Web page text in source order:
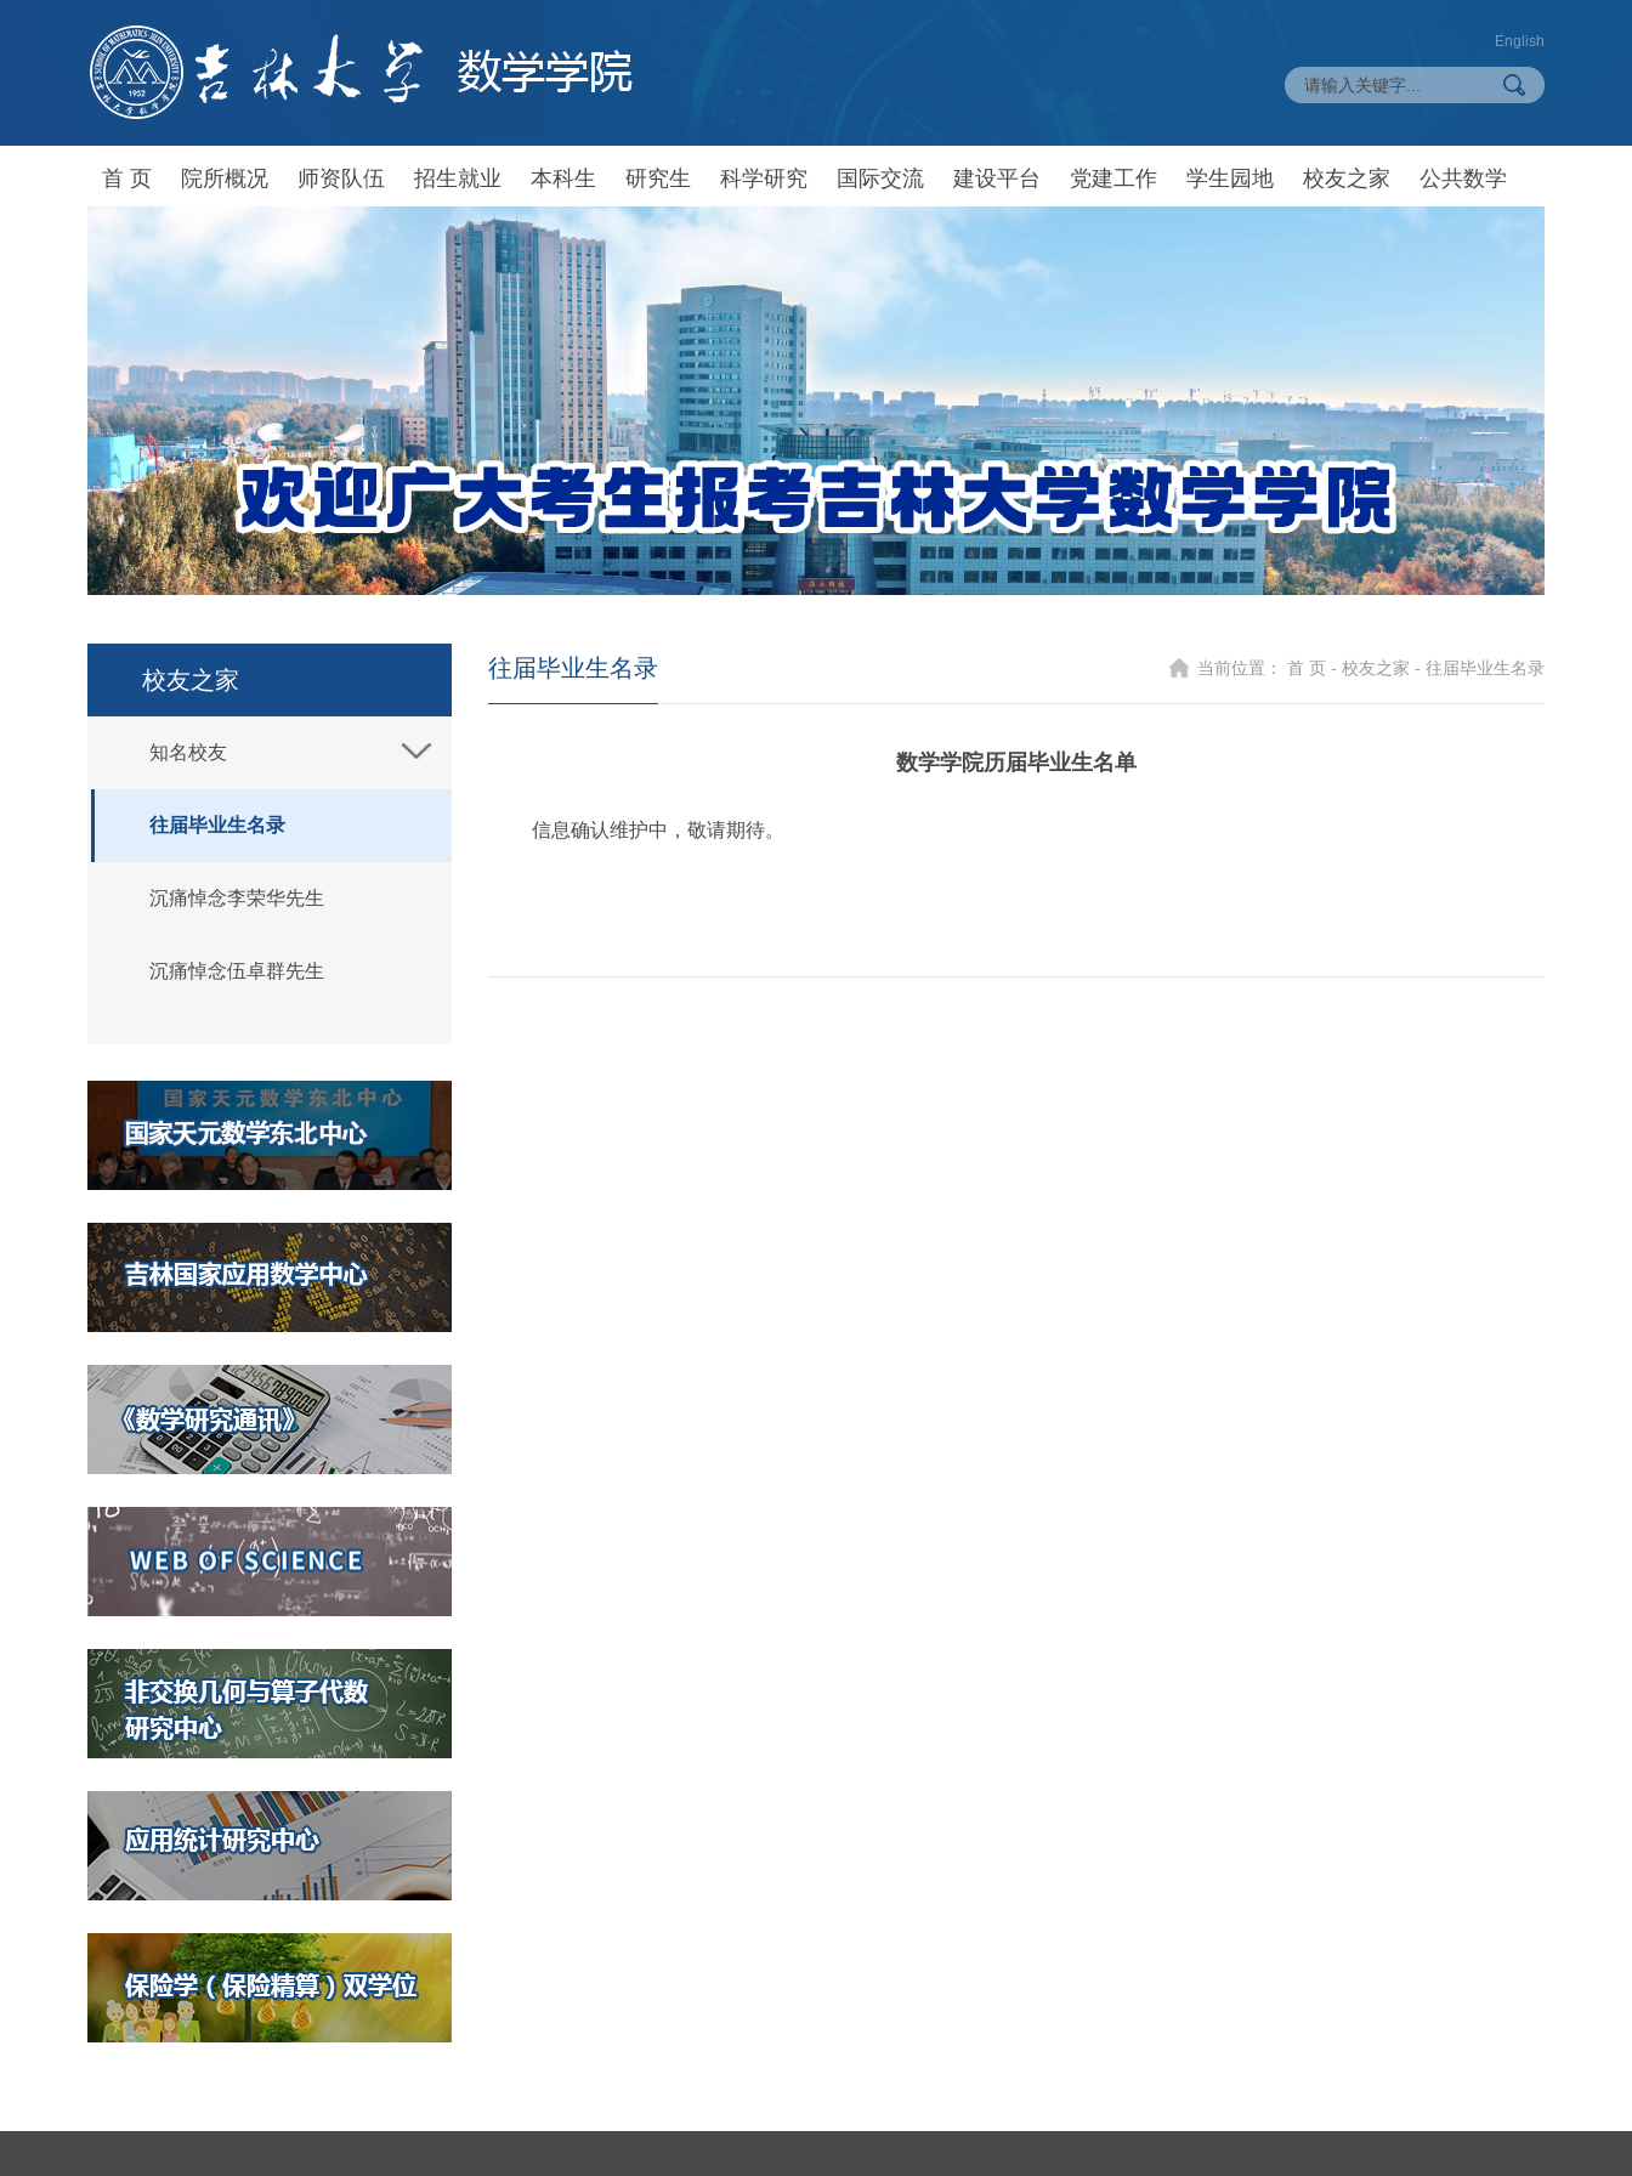
English
首 页 院所概况 师资队伍 招生就业 本科生 研究生 科学研究 国际交流 建设平台 党建工作 学生园地 校友之家 公共数学
校友之家
知名校友
往届毕业生名录
沉痛悼念李荣华先生
沉痛悼念伍卓群先生
当前位置： 首 页 - 校友之家 - 往届毕业生名录
往届毕业生名录
数学学院历届毕业生名单
信息确认维护中，敬请期待。